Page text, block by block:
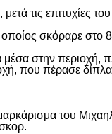
, μετά τις επιτυχίες
σκόραρε στο
μέσα στην
που πέρασε
του